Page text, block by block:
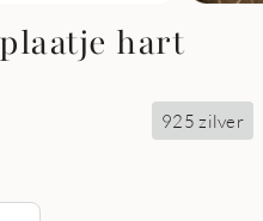
hart
925 zilver